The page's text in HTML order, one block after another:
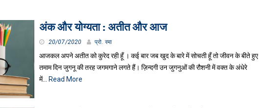
अंक और योग्यता : अतीत और आज
20/07/2020 प्रो. रमा
आजकल अपने अतीत को कुरेद रही हूँ । कई बार जब खुद के बारे में सोचती हूँ तो जीवन के बीते हुए
तमाम दिन जुगनू की तरह जगमगाने लगते हैं। ज़िन्दगी उन जुगनुओं की रौशनी में वक्त के अंधेरे
में…
Read More